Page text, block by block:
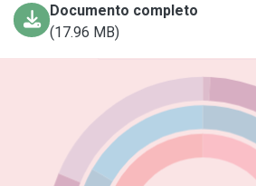
Documento completo
(17.96 MB)